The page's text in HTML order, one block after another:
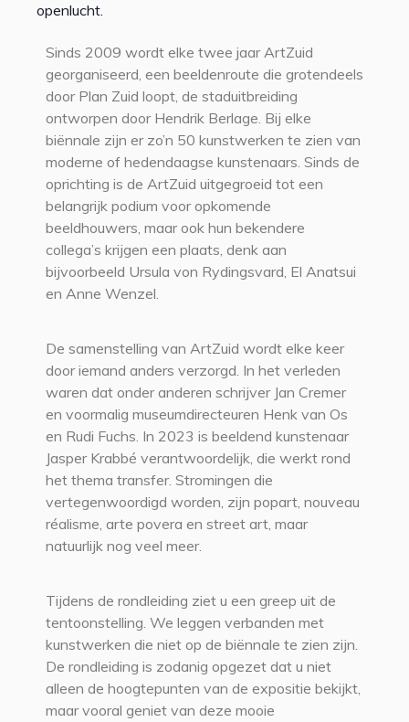
openlucht.
Sinds 2009 wordt elke twee jaar ArtZuid
georganiseerd, een beeldenroute die grotendeels
door Plan Zuid loopt, de staduitbreiding
ontworpen door Hendrik Berlage. Bij elke
biënnale zijn er zo’n 50 kunstwerken te zien van
moderne of hedendaagse kunstenaars. Sinds de
oprichting is de ArtZuid uitgegroeid tot een
belangrijk podium voor opkomende
beeldhouwers, maar ook hun bekendere
collega’s krijgen een plaats, denk aan
bijvoorbeeld Ursula von Rydingsvard, El Anatsui
en Anne Wenzel.
De samenstelling van ArtZuid wordt elke keer
door iemand anders verzorgd. In het verleden
waren dat onder anderen schrijver Jan Cremer
en voormalig museumdirecteuren Henk van Os
en Rudi Fuchs. In 2023 is beeldend kunstenaar
Jasper Krabbé verantwoordelijk, die werkt rond
het thema transfer. Stromingen die
vertegenwoordigd worden, zijn popart, nouveau
réalisme, arte povera en street art, maar
natuurlijk nog veel meer.
Tijdens de rondleiding ziet u een greep uit de
tentoonstelling. We leggen verbanden met
kunstwerken die niet op de biënnale te zien zijn.
De rondleiding is zodanig opgezet dat u niet
alleen de hoogtepunten van de expositie bekijkt,
maar vooral geniet van deze mooie